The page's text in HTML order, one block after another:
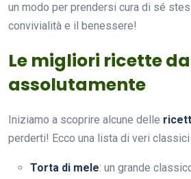
un modo per prendersi cura di sé
convivialità e il benessere!
Le migliori ricette
assolutamente
Iniziamo a scoprire alcune delle
perderti! Ecco una lista di veri
Torta di mele: un grande